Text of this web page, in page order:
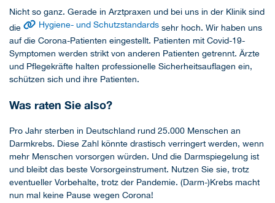
Nicht so ganz. Gerade in Arztpraxen und bei uns in der Klinik sind
die
Hygiene- und Schutzstandards sehr hoch. Wir haben uns
auf die Corona-Patienten eingestellt. Patienten mit Covid-19-
Symptomen werden strikt von anderen Patienten getrennt. Ärzte
und Pflegekräfte halten professionelle Sicherheitsauflagen ein,
schützen sich und ihre Patienten.
Was raten Sie also?
Pro Jahr sterben in Deutschland rund 25.000 Menschen an
Darmkrebs. Diese Zahl könnte drastisch verringert werden, wenn
mehr Menschen vorsorgen würden. Und die Darmspiegelung ist
und bleibt das beste Vorsorgeinstrument. Nutzen Sie sie, trotz
eventueller Vorbehalte, trotz der Pandemie. (Darm-)Krebs macht
nun mal keine Pause wegen Corona!